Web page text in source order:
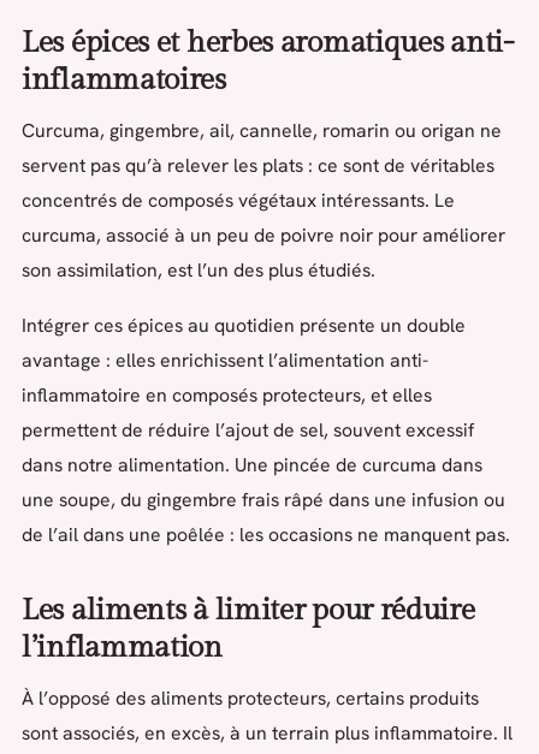
Les épices et herbes aromatiques anti-
inflammatoires
Curcuma, gingembre, ail, cannelle, romarin ou origan ne
servent pas qu’à relever les plats : ce sont de véritables
concentrés de composés végétaux intéressants. Le
curcuma, associé à un peu de poivre noir pour améliorer
son assimilation, est l’un des plus étudiés.
Intégrer ces épices au quotidien présente un double
avantage : elles enrichissent l’alimentation anti-
inflammatoire en composés protecteurs, et elles
permettent de réduire l’ajout de sel, souvent excessif
dans notre alimentation. Une pincée de curcuma dans
une soupe, du gingembre frais râpé dans une infusion ou
de l’ail dans une poêlée : les occasions ne manquent pas.
Les aliments à limiter pour réduire
l’inflammation
À l’opposé des aliments protecteurs, certains produits
sont associés, en excès, à un terrain plus inflammatoire. Il